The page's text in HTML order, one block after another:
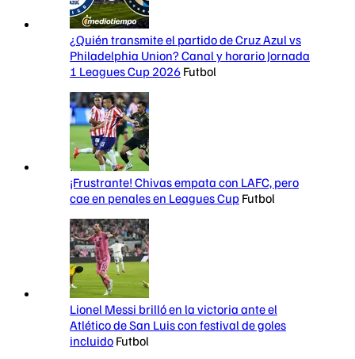
¿Quién transmite el partido de Cruz Azul vs
Philadelphia Union? Canal y horario Jornada
1 Leagues Cup 2026 Futbol
¡Frustrante! Chivas empata con LAFC, pero
cae en penales en Leagues Cup Futbol
Lionel Messi brilló en la victoria ante el
Atlético de San Luis con festival de goles
incluido Futbol